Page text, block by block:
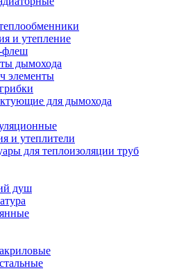
и утепление
флеш
дымохода
элементы
для дымохода
и утеплители
для теплоизоляции труб
душ